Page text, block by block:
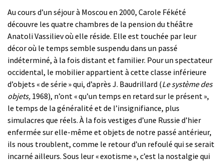
Au cours d’un séjour à Moscou en 2000, Carole Fékété
découvre les quatre chambres de la pension du théâtre
Anatoli Vassiliev où elle réside. Elle est touchée par leur
décor où le temps semble suspendu dans un passé
indéterminé, à la fois distant et familier. Pour un spectateur
occidental, le mobilier appartient à cette classe inférieure
d’objets « de série » qui, d’après J. Baudrillard (Le système des
objets, 1968), n’ont « qu’un temps en retard sur le présent »,
le temps de la généralité et de l’insignifiance, plus
simulacres que réels. À la fois vestiges d’une Russie d’hier
enfermée sur elle-même et objets de notre passé antérieur,
ils nous troublent, comme le retour d’un refoulé qui se serait
incarné ailleurs. Sous leur « exotisme », c’est la nostalgie qui